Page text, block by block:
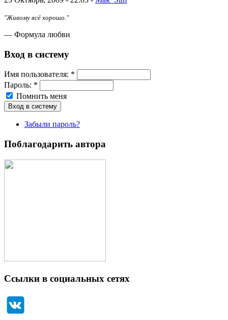
"Живому всё хорошо."
— Формула любви
Вход в систему
Имя пoльзовaтeля: *
Пароль: *
Помнить меня
Забыли пароль?
Поблагодарить автора
Ссылки в социальных сетях